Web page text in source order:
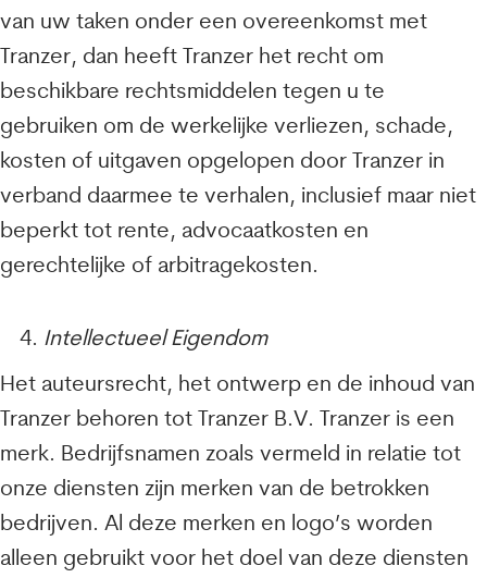
van uw taken onder een overeenkomst met
Tranzer, dan heeft Tranzer het recht om
beschikbare rechtsmiddelen tegen u te
gebruiken om de werkelijke verliezen, schade,
kosten of uitgaven opgelopen door Tranzer in
verband daarmee te verhalen, inclusief maar niet
beperkt tot rente, advocaatkosten en
gerechtelijke of arbitragekosten.
Intellectueel Eigendom
Het auteursrecht, het ontwerp en de inhoud van
Tranzer behoren tot Tranzer B.V. Tranzer is een
merk. Bedrijfsnamen zoals vermeld in relatie tot
onze diensten zijn merken van de betrokken
bedrijven. Al deze merken en logo’s worden
alleen gebruikt voor het doel van deze diensten